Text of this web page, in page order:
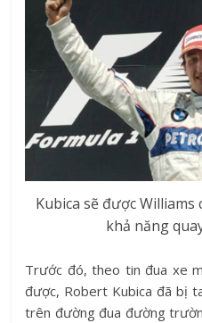
Kubica sẽ được
khả năng
Trước đó, theo tin đua xe
được, Robert Kubica đã bị
trên đường đua đường